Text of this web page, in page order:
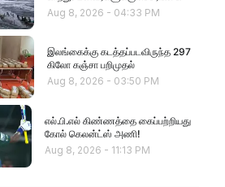
Aug 8, 2026 - 04:33 PM
இலங்கைக்கு கடத்தப்படவிருந்த 297
கிலோ கஞ்சா பறிமுதல்
Aug 8, 2026 - 03:50 PM
எல்.பி.எல் கிண்ணத்தை கைப்பற்றியது
கோல் கெலன்ட்ஸ் அணி!
Aug 8, 2026 - 11:13 PM